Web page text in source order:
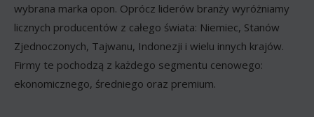
wybrana marka opon. Oprócz liderów branży wyróżniamy
licznych producentów z całego świata: Niemiec, Stanów
Zjednoczonych, Tajwanu, Indonezji i wielu innych krajów.
Firmy te pochodzą z każdego segmentu cenowego:
ekonomicznego, średniego oraz premium.